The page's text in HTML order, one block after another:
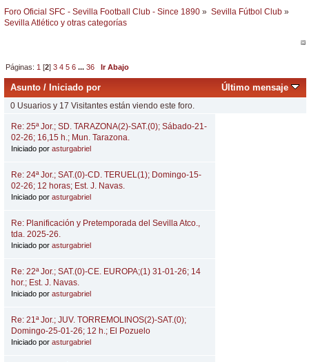
Foro Oficial SFC - Sevilla Football Club - Since 1890 » Sevilla Fútbol Club »
Sevilla Atlético y otras categorías
Páginas: 1 [2]3 4 5 6 ...36 Ir Abajo
Asunto /Iniciado por Último mensaje
0 Usuarios y 17 Visitantes están viendo este foro.
Re: 25ª Jor.; SD. TARAZONA(2)-SAT.(0); Sábado-21-
02-26; 16,15 h.; Mun. Tarazona.
Iniciado por asturgabriel
Re: 24ª Jor.; SAT.(0)-CD. TERUEL(1); Domingo-15-
02-26; 12 horas; Est. J. Navas.
Iniciado por asturgabriel
Re: Planificación y Pretemporada del Sevilla Atco.,
tda. 2025-26.
Iniciado por asturgabriel
Re: 22ª Jor.; SAT.(0)-CE. EUROPA;(1) 31-01-26; 14
hor.; Est. J. Navas.
Iniciado por asturgabriel
Re: 21ª Jor.; JUV. TORREMOLINOS(2)-SAT.(0);
Domingo-25-01-26; 12 h.; El Pozuelo
Iniciado por asturgabriel